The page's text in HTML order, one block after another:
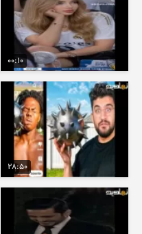
00:10
28:50